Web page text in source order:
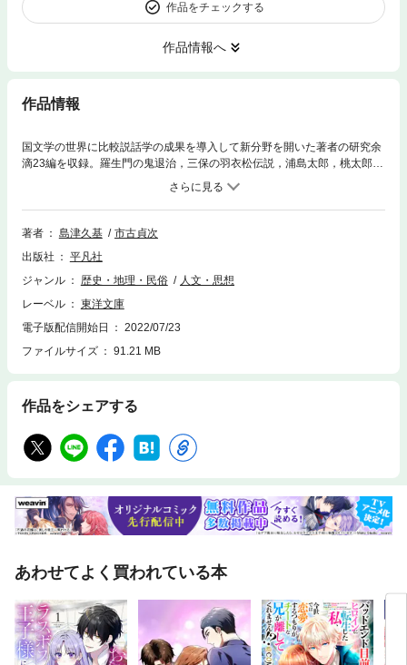
作品をチェックする
作品情報へ
作品情報
国文学の世界に比較説話学の成果を導入して新分野を開いた著者の研究余
滴23編を収録。羅生門の鬼退治，三保の羽衣松伝説，浦島太郎，桃太郎な
どが，ふかい学識によって興趣ゆたかに語られる。
著者 島津久基
市古貞次
出版社
平凡社
ジャンル
歴史・地理・民俗
人文・思想
レーベル
東洋文庫
電子版配信開始日
2022/07/23
ファイルサイズ
91.21 MB
作品をシェアする
あわせてよく買われている本